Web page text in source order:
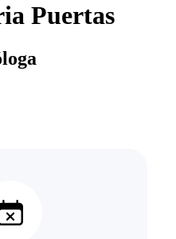
Puertas